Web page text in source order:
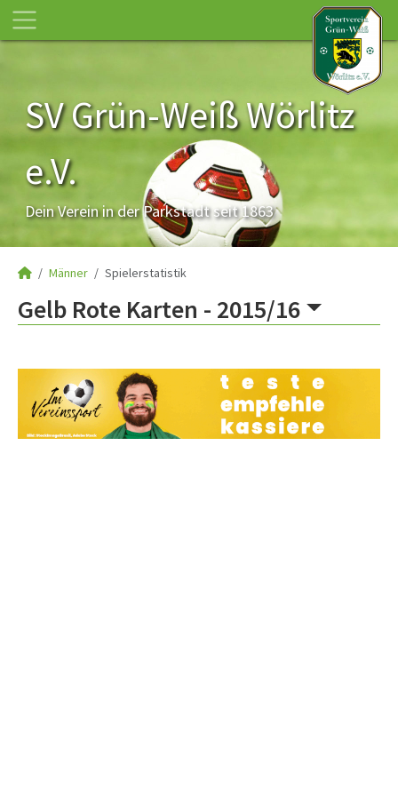
SV Grün-Weiß Wörlitz
e.V.
Dein Verein in der Parkstadt seit 1863
Männer Spielerstatistik
Gelb Rote Karten - 2015/16